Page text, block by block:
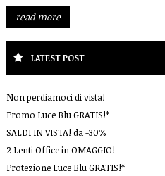
read more
LATEST POST
Non perdiamoci di vista!
Promo Luce Blu GRATIS!*
SALDI IN VISTA! da -30%
2 Lenti Office in OMAGGIO!
Protezione Luce Blu GRATIS!*